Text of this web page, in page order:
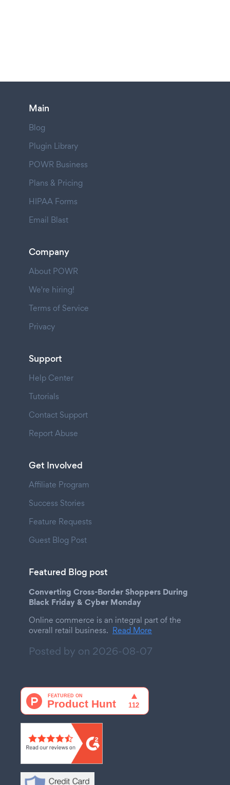
Main
Blog
Plugin Library
POWR Business
Plans & Pricing
HIPAA Forms
Email Blast
Company
About POWR
We're hiring!
Terms of Service
Privacy
Support
Help Center
Tutorials
Contact Support
Report Abuse
Get Involved
Affiliate Program
Success Stories
Feature Requests
Guest Blog Post
Featured Blog post
Converting Cross-Border Shoppers During
Black Friday & Cyber Monday
Online commerce is an integral part of the
overall retail business. Read More
Posted by on 2026-08-07